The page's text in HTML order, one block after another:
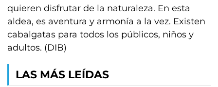
quieren disfrutar de la naturaleza. En esta
aldea, es aventura y armonía a la vez. Existen
cabalgatas para todos los públicos, niños y
adultos. (DIB)
LAS MÁS LEÍDAS